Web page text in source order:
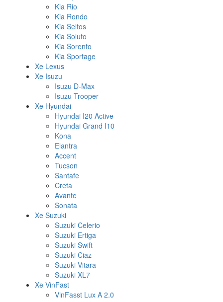
Kia Rio
Kia Rondo
Kia Seltos
Kia Soluto
Kia Sorento
Kia Sportage
Xe Lexus
Xe Isuzu
Isuzu D-Max
Isuzu Trooper
Xe Hyundai
Hyundai I20 Active
Hyundai Grand I10
Kona
Elantra
Accent
Tucson
Santafe
Creta
Avante
Sonata
Xe Suzuki
Suzuki Celerio
Suzuki Ertiga
Suzuki Swift
Suzuki Ciaz
Suzuki Vitara
Suzuki XL7
Xe VinFast
VinFasst Lux A 2.0